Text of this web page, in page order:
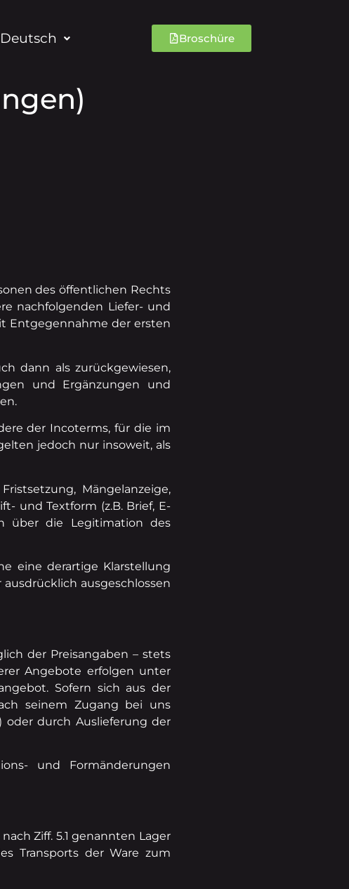
Deutsch Broschüre
des öffentlichen Rechts
nachfolgenden Liefer- und
Entgegennahme der ersten
dann als zurückgewiesen,
und Ergänzungen und
der Incoterms, für die im
jedoch nur insoweit, als
Mängelanzeige,
und Textform (z.B. Brief, E-
über die Legitimation des
eine derartige Klarstellung
ausgeschlossen
der Preisangaben – stets
Angebote erfolgen unter
Sofern sich aus der
seinem Zugang bei uns
oder durch Auslieferung der
und Formänderungen
Ziff. 5.1 genannten Lager
Transports der Ware zum